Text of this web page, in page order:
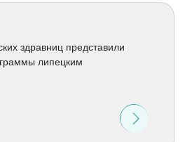
здравниц представили
липецким